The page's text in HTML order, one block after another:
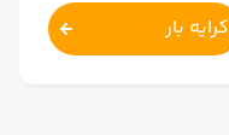
کرایه بار